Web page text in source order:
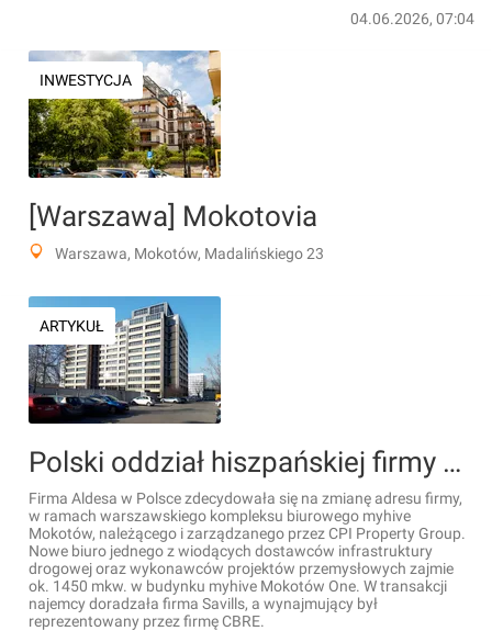
04.06.2026, 07:04
INWESTYCJA
[Warszawa] Mokotovia
Warszawa, Mokotów, Madalińskiego 23
ARTYKUŁ
Polski oddział hiszpańskiej firmy Aldesa z nowym biurem w kompleksie myhive Mokotów
Firma Aldesa w Polsce zdecydowała się na zmianę adresu firmy,
w ramach warszawskiego kompleksu biurowego myhive
Mokotów, należącego i zarządzanego przez CPI Property Group.
Nowe biuro jednego z wiodących dostawców infrastruktury
drogowej oraz wykonawców projektów przemysłowych zajmie
ok. 1450 mkw. w budynku myhive Mokotów One. W transakcji
najemcy doradzała firma Savills, a wynajmujący był
reprezentowany przez firmę CBRE.